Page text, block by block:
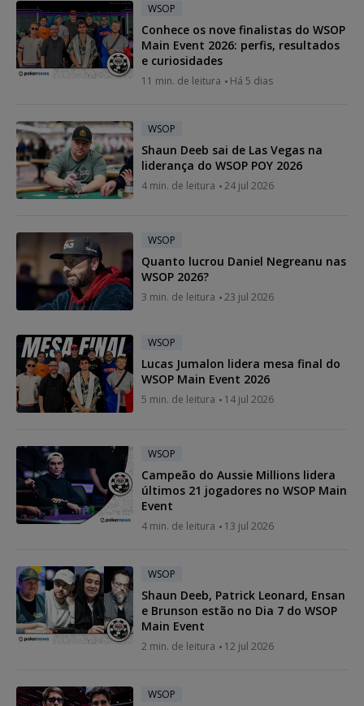
WSOP
Conhece os nove finalistas do WSOP
Main Event 2026: perfis, resultados
e curiosidades
11 min. de leitura Há 5 dias
WSOP
Shaun Deeb sai de Las Vegas na
liderança do WSOP POY 2026
4 min. de leitura 24 jul 2026
WSOP
Quanto lucrou Daniel Negreanu nas
WSOP 2026?
3 min. de leitura 23 jul 2026
WSOP
Lucas Jumalon lidera mesa final do
WSOP Main Event 2026
5 min. de leitura 14 jul 2026
WSOP
Campeão do Aussie Millions lidera
últimos 21 jogadores no WSOP Main
Event
4 min. de leitura 13 jul 2026
WSOP
Shaun Deeb, Patrick Leonard, Ensan
e Brunson estão no Dia 7 do WSOP
Main Event
2 min. de leitura 12 jul 2026
WSOP